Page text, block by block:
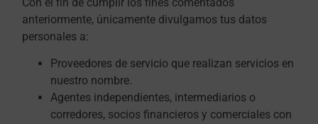
anteriormente, únicamente divulgamos tus datos
personales a:
Proveedores de servicio que realizan servicios en
nuestro nombre.
Agentes independientes, intermediarios o
corredores, socios financieros y comerciales con